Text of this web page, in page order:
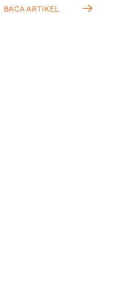
Menurut KBBI, istilah ini
BACA ARTIKEL